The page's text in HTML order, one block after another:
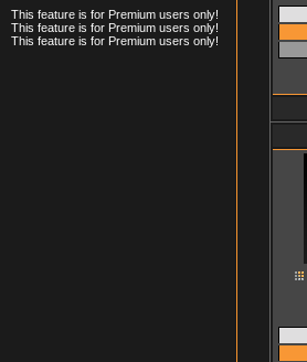
This feature is for Premium users only!
This feature is for Premium users only!
This feature is for Premium users only!